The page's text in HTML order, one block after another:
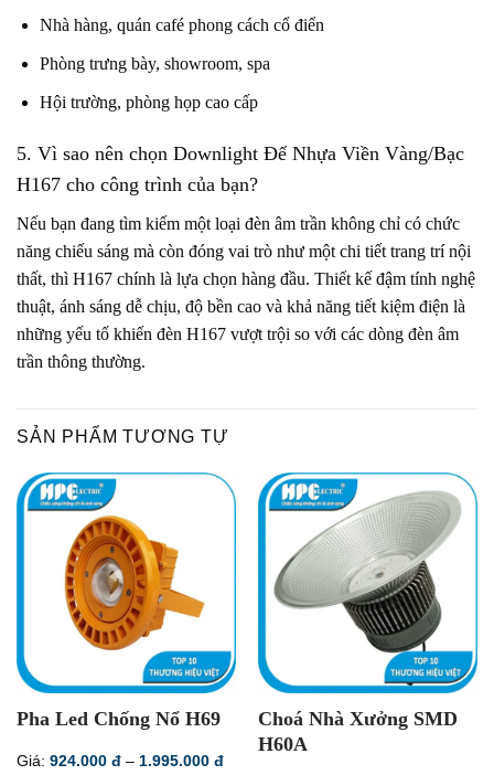
Nhà hàng, quán café phong cách cổ điển
Phòng trưng bày, showroom, spa
Hội trường, phòng họp cao cấp
5. Vì sao nên chọn Downlight Đế Nhựa Viền Vàng/Bạc
H167 cho công trình của bạn?
Nếu bạn đang tìm kiếm một loại đèn âm trần không chỉ có chức
năng chiếu sáng mà còn đóng vai trò như một chi tiết trang trí nội
thất, thì H167 chính là lựa chọn hàng đầu. Thiết kế đậm tính nghệ
thuật, ánh sáng dễ chịu, độ bền cao và khả năng tiết kiệm điện là
những yếu tố khiến đèn H167 vượt trội so với các dòng đèn âm
trần thông thường.
SẢN PHẨM TƯƠNG TỰ
Pha Led Chống Nổ H69
Giá: 924.000 đ – 1.995.000 đKhoảng
Choá Nhà Xưởng SMD
H60A